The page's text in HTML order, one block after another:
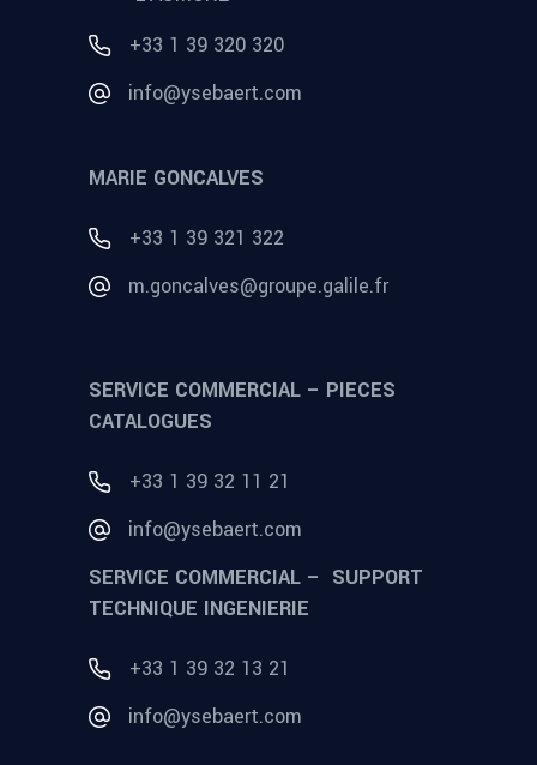
+33 1 39 320 320
info@ysebaert.com
MARIE GONCALVES
+33 1 39 321 322
m.goncalves@groupe.galile.fr
SERVICE COMMERCIAL – PIECES
CATALOGUES
+33 1 39 32 11 21
info@ysebaert.com
SERVICE COMMERCIAL – SUPPORT
TECHNIQUE INGENIERIE
+33 1 39 32 13 21
info@ysebaert.com